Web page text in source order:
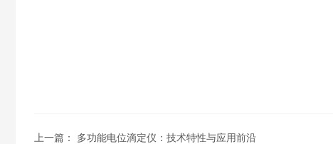
上一篇： 多功能电位滴定仪：技术特性与应用前沿